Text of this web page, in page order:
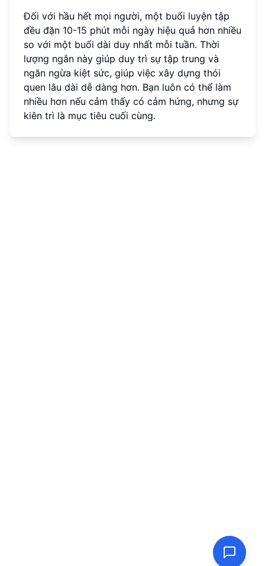
Đối với hầu hết mọi người, một buổi luyện tập
đều đặn 10-15 phút mỗi ngày hiệu quả hơn nhiều
so với một buổi dài duy nhất mỗi tuần. Thời
lượng ngắn này giúp duy trì sự tập trung và
ngăn ngừa kiệt sức, giúp việc xây dựng thói
quen lâu dài dễ dàng hơn. Bạn luôn có thể làm
nhiều hơn nếu cảm thấy có cảm hứng, nhưng sự
kiên trì là mục tiêu cuối cùng.